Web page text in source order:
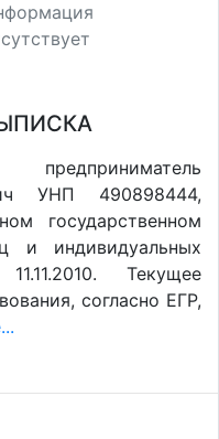
УНП 490898444,
государственном
и индивидуальных
Текущее
согласно ЕГР,